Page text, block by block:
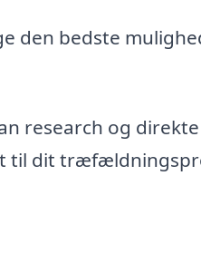
den bedste
research og direkte
til dit